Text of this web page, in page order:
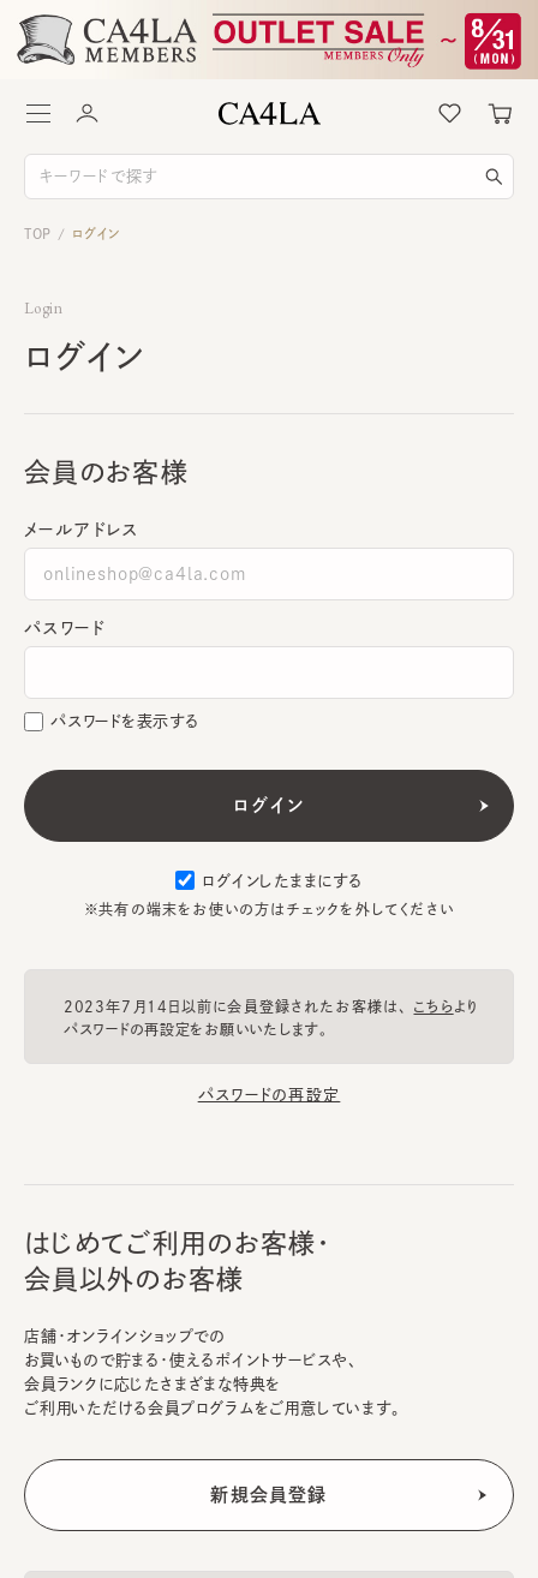
TOP / ログイン
Login
ログイン
会員のお客様
メールアドレス
パスワード
パスワードを表示する
ログインしたままにする
※共有の端末をお使いの方はチェックを外してください
2023年7月14日以前に会員登録されたお客様は、 こちらより
パスワードの再設定をお願いいたします。
パスワードの再設定
はじめてご利用のお客様・
会員以外のお客様
店舗・オンラインショップでの
お買いもので貯まる・使えるポイントサービスや、
会員ランクに応じたさまざまな特典を
ご利用いただける会員プログラムをご用意しています。